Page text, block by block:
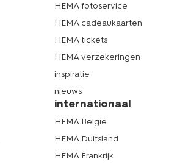
HEMA fotoservice
HEMA cadeaukaarten
HEMA tickets
HEMA verzekeringen
inspiratie
nieuws
internationaal
HEMA België
HEMA Duitsland
HEMA Frankrijk